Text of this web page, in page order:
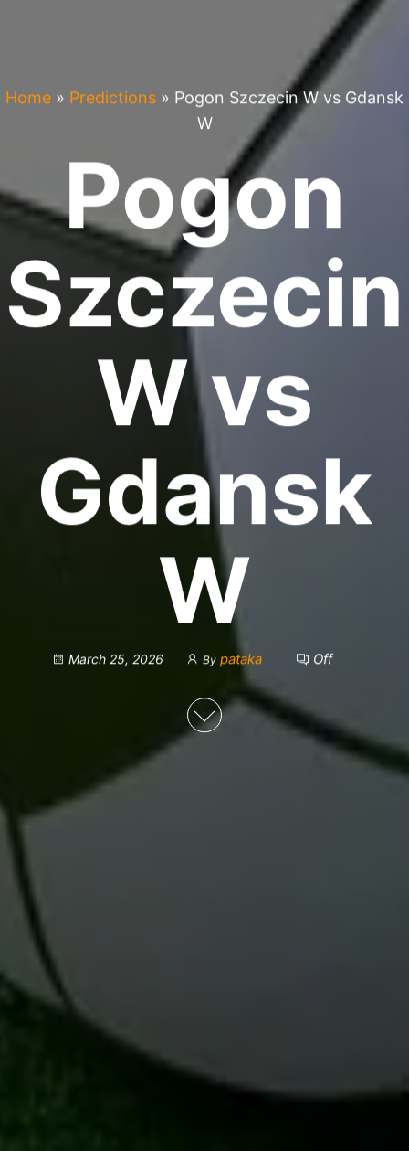
Home » Predictions » Pogon Szczecin W vs Gdansk
W
Pogon
Szczecin
W vs
Gdansk
W
March 25, 2026 By pataka Off